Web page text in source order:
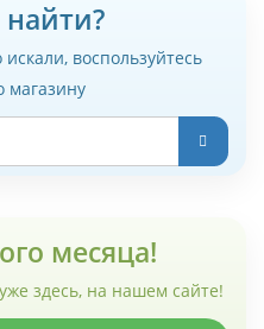
воспользуйтесь
магазину
месяца!
здесь, на нашем сайте!